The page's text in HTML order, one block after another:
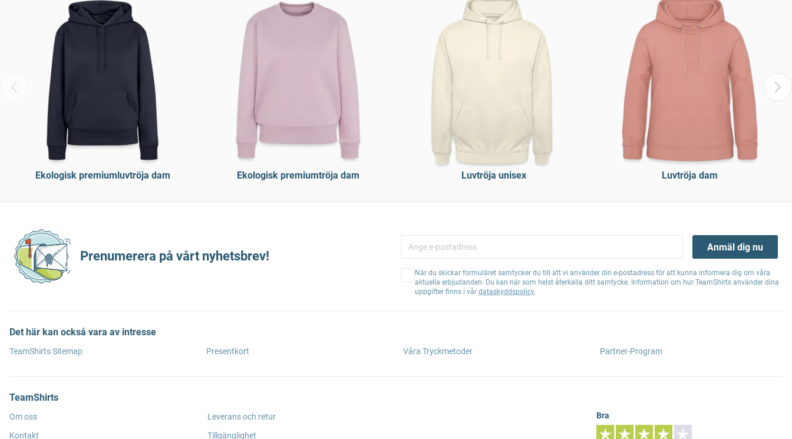
Ekologisk premiumluvtröja dam Ekologisk premiumtröja dam Luvtröja unisex Luvtröja dam
Prenumerera på vårt nyhetsbrev!
Anmäl dig nu
När du skickar formuläret samtycker du till att vi använder din e-postadress för att kunna informera dig om våra
aktuella erbjudanden. Du kan när som helst återkalla ditt samtycke. Information om hur TeamShirts använder dina
uppgifter finns i vår dataskyddspolicy.
Det här kan också vara av intresse
TeamShirts Sitemap Presentkort Våra Tryckmetoder Partner-Program
TeamShirts
Om oss
Kontakt
Leverans och retur
Tillgänglighet
Bra